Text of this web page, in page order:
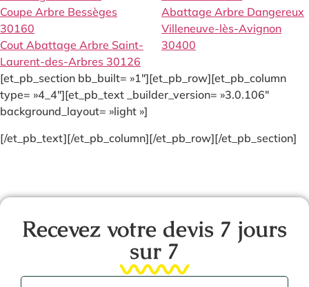
Coupe Arbre Bessèges
30160
Cout Abattage Arbre Saint-
Laurent-des-Arbres 30126
Abattage Arbre Dangereux
Villeneuve-lès-Avignon
30400
[et_pb_section bb_built= »1″][et_pb_row][et_pb_column
type= »4_4″][et_pb_text _builder_version= »3.0.106″
background_layout= »light »]
[/et_pb_text][/et_pb_column][/et_pb_row][/et_pb_section]
Recevez votre devis 7 jours
sur 7